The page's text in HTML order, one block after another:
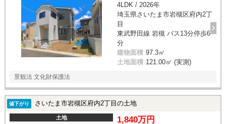
4LDK / 2026年
埼玉県さいたま市岩槻区府内2丁
目
東武野田線 岩槻 バス13分停歩6
分
建物面積 97.3㎡
土地面積 121.00㎡ (実測)
景観法 文化財保護法
値下がり さいたま市岩槻区府内2丁目の土地
土地 1,840万円